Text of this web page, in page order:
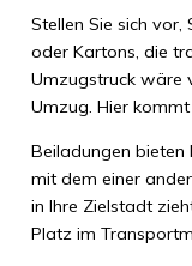
Stellen Sie sich
oder Kartons, die
Umzugstruck wäre
Umzug. Hier
Beiladungen bieten
mit dem einer
in Ihre Zielstadt
Platz im